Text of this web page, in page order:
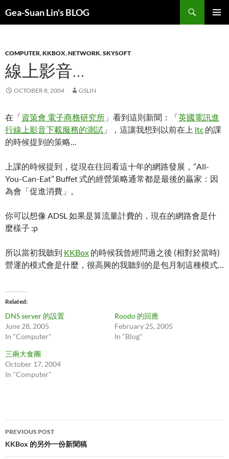
Gea-Suan Lin's BLOG
COMPUTER,KKBOX,NETWORK,SKYSOFT
線上影音…
OCTOBER 8, 2004 GSLIN
在「資策會 電子商務研究所 」看到這則新聞：「英國電訊進
行線上影音下載服務的測試 」，這讓我想到以前在上 ltc 的課
的時候提到的策略…
上課的時候提到，從現在往回看這十年的網路發展，”All-
You-Can-Eat” Buffet 式的經營策略通常都是最後的贏家：因
為會「促進消費」。
你可以想像 ADSL 如果是算流量計費的，現在的網路會是什
麼樣子 :p
所以當初我聽到 KKBox 的時候我曾經問過之後 (相對於當時)
營運的模式會是什麼，很高興的我聽到的是包月制這種模式…
Related
DNS server 的設置
June 28, 2005
In "Computer"
Roodo 的回應
February 25, 2005
In "Blog"
三兩大食團
October 17, 2004
In "Computer"
Post
navigation
PREVIOUS POST
KKBox 的另外一份新聞稿